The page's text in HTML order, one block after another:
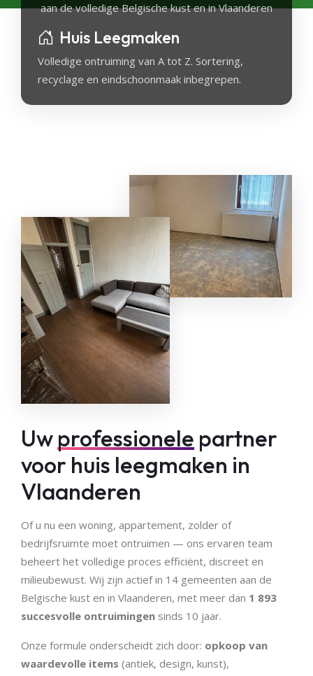
aan de volledige Belgische kust en in Vlaanderen
Huis Leegmaken
Volledige ontruiming van A tot Z. Sortering,
recyclage en eindschoonmaak inbegrepen.
Uw professionele partner
voor huis leegmaken in
Vlaanderen
Of u nu een woning, appartement, zolder of
bedrijfsruimte moet ontruimen — ons ervaren team
beheert het volledige proces efficiënt, discreet en
milieubewust. Wij zijn actief in 14 gemeenten aan de
Belgische kust en in Vlaanderen, met meer dan 1 893
succesvolle ontruimingen sinds 10 jaar.
Onze formule onderscheidt zich door: opkoop van
waardevolle items (antiek, design, kunst),